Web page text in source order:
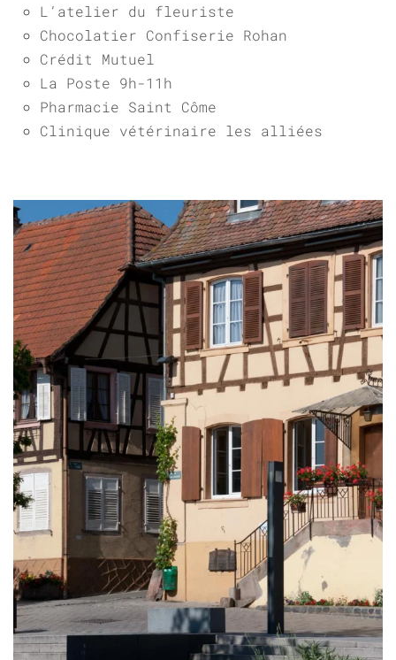
L’atelier du fleuriste
Chocolatier Confiserie Rohan
Crédit Mutuel
La Poste 9h-11h
Pharmacie Saint Côme
Clinique vétérinaire les alliées